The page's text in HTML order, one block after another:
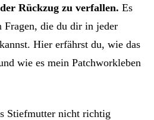
Rückzug zu verfallen. Es
Fragen, die du dir in jeder
Hier erfährst du, wie das
wie es mein Patchworkleben
Stiefmutter nicht richtig